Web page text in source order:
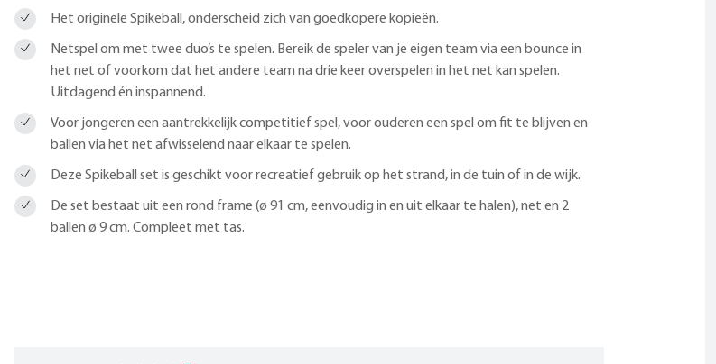
Het originele Spikeball, onderscheid zich van goedkopere kopieën.
Netspel om met twee duo’s te spelen. Bereik de speler van je eigen team via een bounce in
het net of voorkom dat het andere team na drie keer overspelen in het net kan spelen.
Uitdagend én inspannend.
Voor jongeren een aantrekkelijk competitief spel, voor ouderen een spel om fit te blijven en
ballen via het net afwisselend naar elkaar te spelen.
Deze Spikeball set is geschikt voor recreatief gebruik op het strand, in de tuin of in de wijk.
De set bestaat uit een rond frame (ø 91 cm, eenvoudig in en uit elkaar te halen), net en 2
ballen ø 9 cm. Compleet met tas.